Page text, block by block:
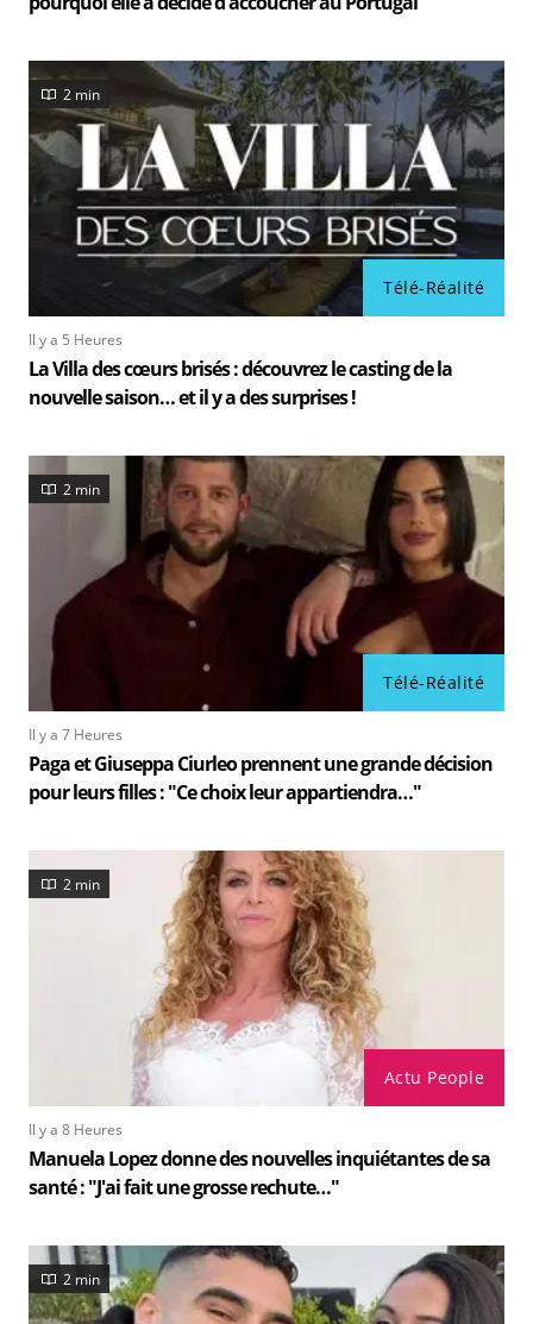
Télé-Réalité
2 min
Il y a 5 Heures
La Villa des cœurs brisés : découvrez le casting de la
nouvelle saison… et il y a des surprises !
Télé-Réalité
2 min
Il y a 7 Heures
Paga et Giuseppa Ciurleo prennent une grande décision
pour leurs filles : "Ce choix leur appartiendra…"
Actu People
2 min
Il y a 8 Heures
Manuela Lopez donne des nouvelles inquiétantes de sa
santé : "J'ai fait une grosse rechute…"
2 min